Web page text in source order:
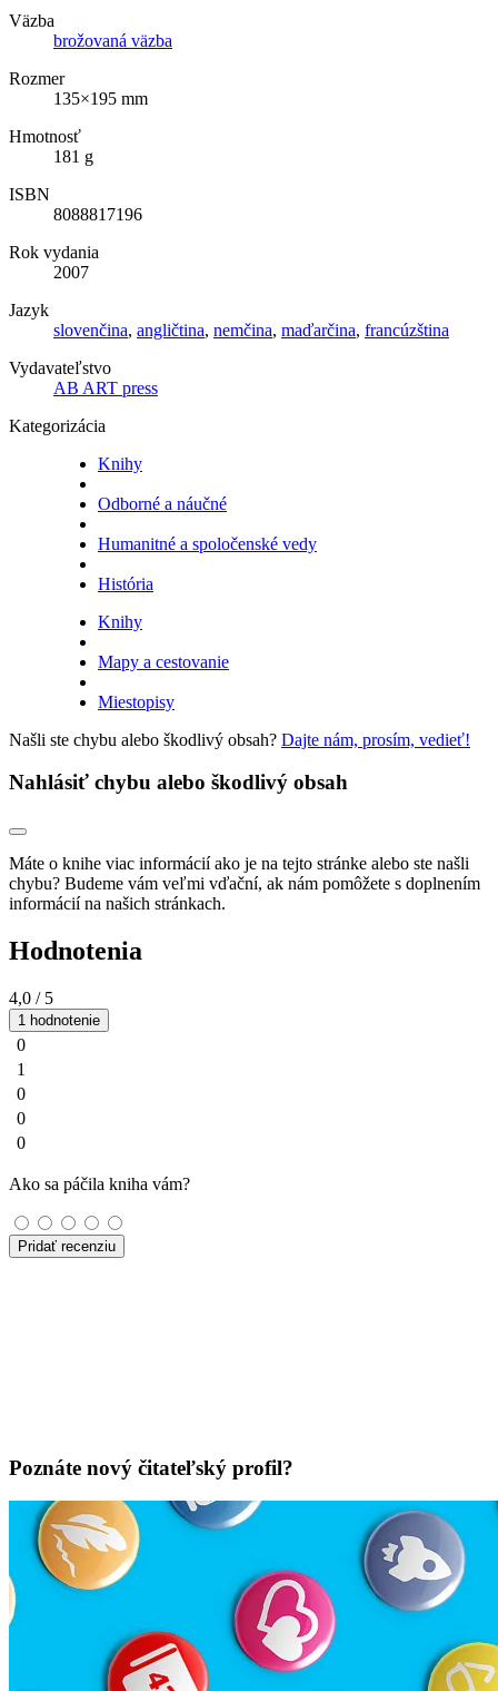
Väzba
brožovaná väzba
Rozmer
135×195 mm
Hmotnosť
181 g
ISBN
8088817196
Rok vydania
2007
Jazyk
slovenčina, angličtina, nemčina, maďarčina, francúzština
Vydavateľstvo
AB ART press
Kategorizácia
Knihy
Odborné a náučné
Humanitné a spoločenské vedy
História
Knihy
Mapy a cestovanie
Miestopisy
Našli ste chybu alebo škodlivý obsah? Dajte nám, prosím, vedieť!
Nahlásiť chybu alebo škodlivý obsah
Máte o knihe viac informácií ako je na tejto stránke alebo ste našli
chybu? Budeme vám veľmi vďační, ak nám pomôžete s doplnením
informácií na našich stránkach.
Hodnotenia
4,0 / 5
1 hodnotenie
0
1
0
0
0
Ako sa páčila kniha vám?
Pridať recenziu
Poznáte nový čitateľský profil?